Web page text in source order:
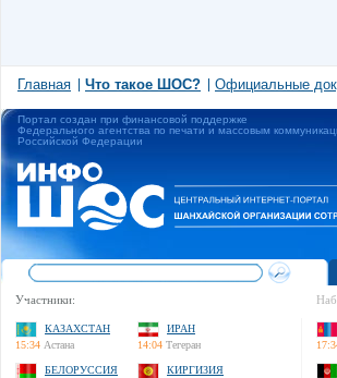
Главная Что такое ШОС? Официальные
Портал создан при финансовой поддержке
Федерального агентства по печати и массовым
Российской Федерации
Участники:
КАЗАХСТАН
15:34 Астана
ИРАН
14:04 Тегеран
БЕЛОРУССИЯ
КИРГИЗИЯ